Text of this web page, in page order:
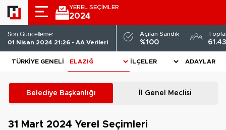
YEREL SEÇİMLER
2024
Son Güncelleme:
01 Nisan 2024 21:26 - AA Verileri
Açılan Sandık
%100
TÜRKIYE GENELI ADAYLAR
Belediye Başkanlığı İl Genel Meclisi
31 Mart 2024 Yerel Seçimleri